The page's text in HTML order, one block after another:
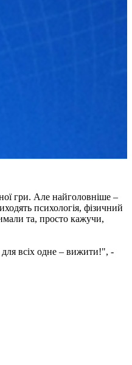
гри. Але найголовніше –
психологія, фізичний
та, просто кажучи,
для всіх одне – вижити!", -